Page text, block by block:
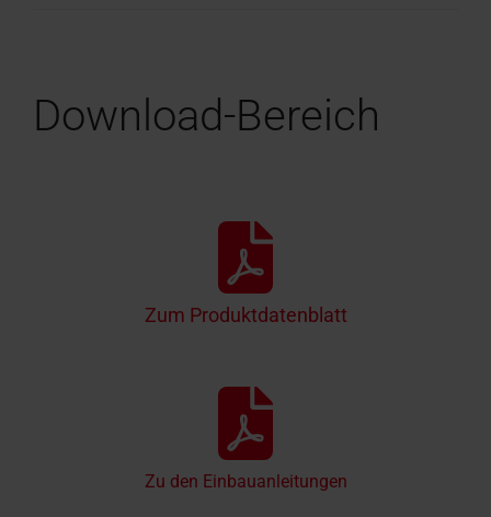
Download-Bereich
Zum Produktdatenblatt
Zu den Einbauanleitungen